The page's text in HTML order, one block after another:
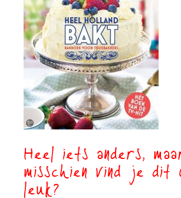
Heel iets anders,
misschien vind je dit
leuk?